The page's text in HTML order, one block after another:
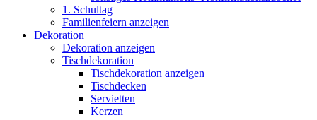
1. Schultag
Familienfeiern anzeigen
Dekoration
Dekoration anzeigen
Tischdekoration
Tischdekoration anzeigen
Tischdecken
Servietten
Kerzen